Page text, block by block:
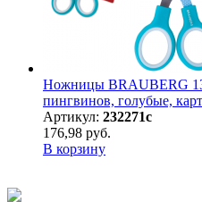
Ножницы BRAUBERG
пингвинов, голубые,
Артикул: 232271с
176,98 руб.
В корзину